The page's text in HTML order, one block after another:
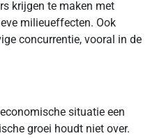
krijgen te maken met
milieueffecten. Ook
concurrentie, vooral in de
situatie een
groei houdt niet over.